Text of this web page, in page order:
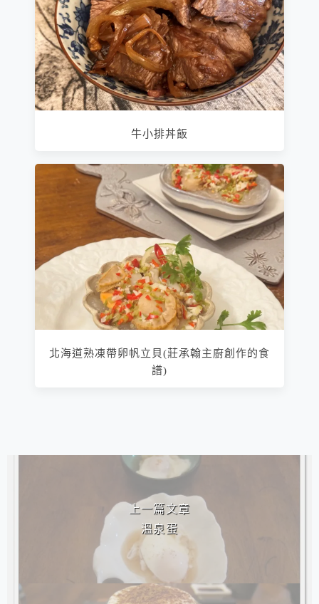
牛小排丼飯
北海道熟凍帶卵帆立貝(莊承翰主廚創作的食
譜)
上一篇文章
溫泉蛋